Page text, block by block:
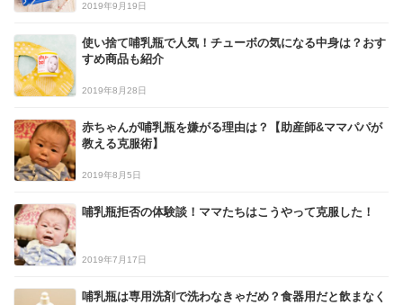
2019年9月19日
使い捨て哺乳瓶で人気！チューボの気になる中身は？おす
すめ商品も紹介
2019年8月28日
赤ちゃんが哺乳瓶を嫌がる理由は？【助産師&ママパパが
教える克服術】
2019年8月5日
哺乳瓶拒否の体験談！ママたちはこうやって克服した！
2019年7月17日
哺乳瓶は専用洗剤で洗わなきゃだめ？食器用だと飲まなく